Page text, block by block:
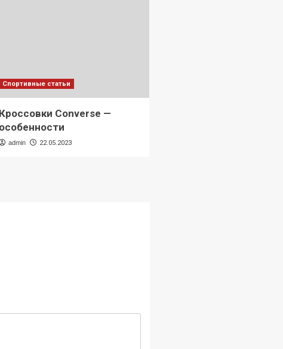
Спортивные статьи
Кроссовки Converse —
особенности
admin 22.05.2023